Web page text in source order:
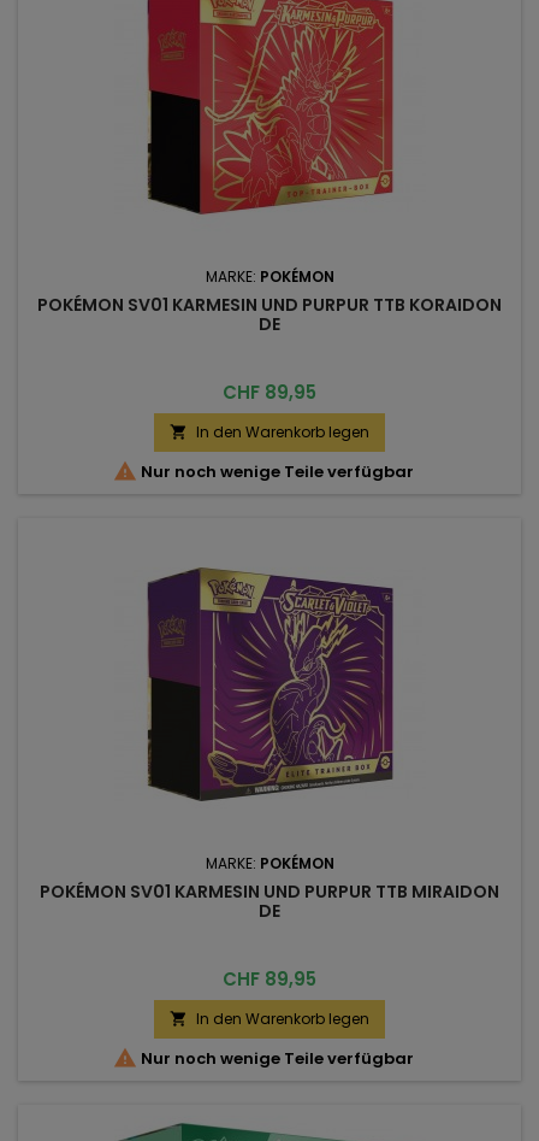
MARKE: POKÉMON
POKÉMON SV01 KARMESIN UND PURPUR TTB KORAIDON
DE
Preis
CHF 89,95
 In den Warenkorb legen
 Nur noch wenige Teile verfügbar
MARKE: POKÉMON
POKÉMON SV01 KARMESIN UND PURPUR TTB MIRAIDON
DE
Preis
CHF 89,95
 In den Warenkorb legen
 Nur noch wenige Teile verfügbar